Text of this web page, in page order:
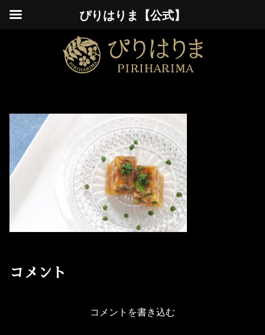
コメント
コメントを書き込む
ぴりはりま【公式】